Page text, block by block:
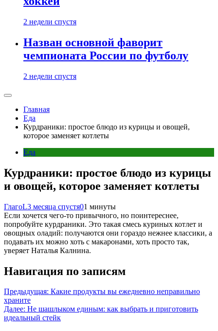
2 недели спустя
Назван основной фаворит
чемпионата России по футболу
2 недели спустя
Главная
Еда
Курдраники: простое блюдо из курицы и овощей,
которое заменяет котлеты
Еда
Курдраники: простое блюдо из курицы
и овощей, которое заменяет котлеты
ГлагоL3 месяца спустя01 минуты
Если хочется чего-то привычного, но поинтереснее,
попробуйте курдраники. Это такая смесь куриных котлет и
овощных оладий: получаются они гораздо нежнее классики, а
подавать их можно хоть с макаронами, хоть просто так,
уверяет Наталья Калнина.
Навигация по записям
Предыдущая: Какие продукты вы ежедневно неправильно
храните
Далее: Не шашлыком единым: как выбрать и приготовить
идеальный стейк